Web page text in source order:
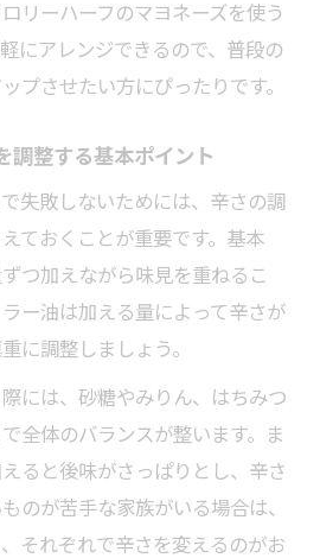
リーハーフのマヨネーズを使う
にアレンジできるので、普段の
プさせたい方にぴったりです。
調整する基本ポイント
失敗しないためには、辛さの調
ておくことが重要です。基本
つ加えながら味見を重ねるこ
ー油は加える量によって辛さが
に調整しましょう。
には、砂糖やみりん、はちみつ
全体のバランスが整います。ま
ると後味がさっぱりとし、辛さ
のが苦手な家族がいる場合は、
それぞれで辛さを変えるのがお